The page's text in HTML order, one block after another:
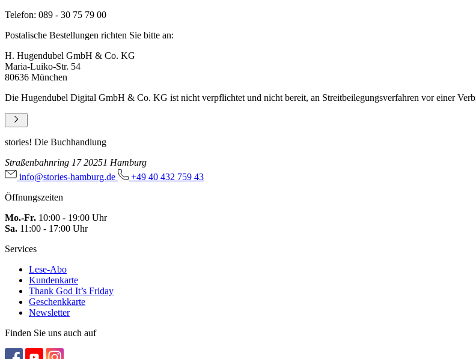
Telefon: 089 - 30 75 79 00
Postalische Bestellungen richten Sie bitte an:
H. Hugendubel GmbH & Co. KG
Maria-Luiko-Str. 54
80636 München
Die Hugendubel Digital GmbH & Co. KG ist nicht verpflichtet und nicht bereit, an Streitbeilegungsverfahren vor einer
stories! Die Buchhandlung
Straßenbahnring 17 20251 Hamburg
info@stories-hamburg.de
+49 40 432 759 43
Öffnungszeiten
Mo.-Fr. 10:00 - 19:00 Uhr
Sa. 11:00 - 17:00 Uhr
Services
Lese-Abo
Kundenkarte
Thank God It’s Friday
Geschenkkarte
Newsletter
Finden Sie uns auch auf